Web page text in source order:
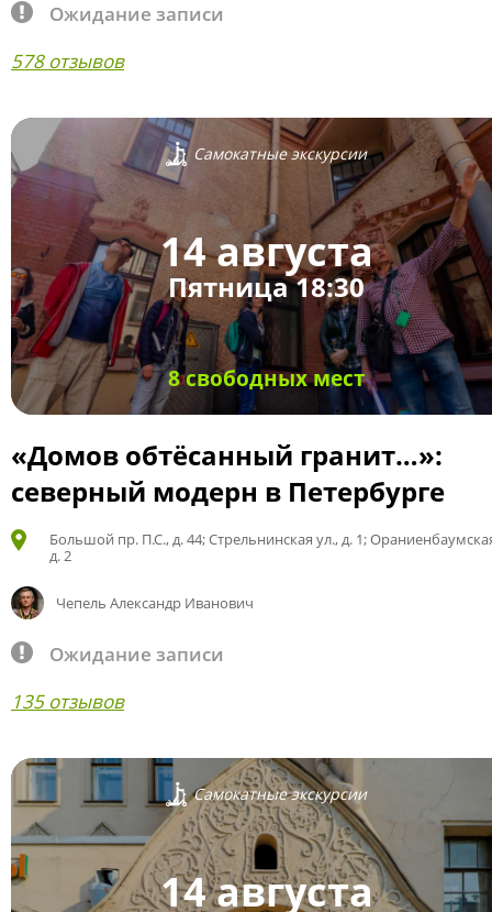
Ожидание записи
578 отзывов
Самокатные экскурсии
14 августа
Пятница 18:30
8 свободных мест
«Домов обтёсанный гранит…»:
северный модерн в Петербурге
Большой пр. П.С., д. 44; Стрельнинская ул., д. 1;
д. 2
Чепель Александр Иванович
Ожидание записи
135 отзывов
Самокатные экскурсии
14 августа